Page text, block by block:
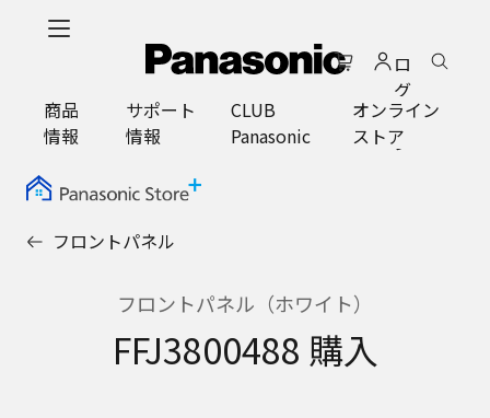
ロ
グ
イ
ン
商品
情報
サポート
情報
CLUB
Panasonic
オンライン
ストア
フロントパネル
フロントパネル（ホワイト）
FFJ3800488 購入